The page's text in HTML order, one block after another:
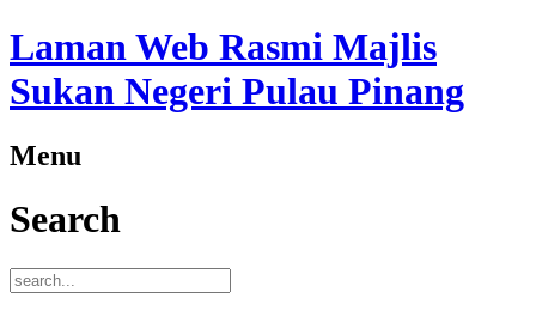
Laman Web Rasmi Majlis
Sukan Negeri Pulau Pinang
Menu
Search